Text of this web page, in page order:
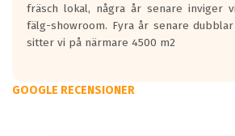
fräsch lokal, några år senare inviger
fälg-showroom. Fyra år senare
sitter vi på närmare 4500 m2
GOOGLE RECENSIONER